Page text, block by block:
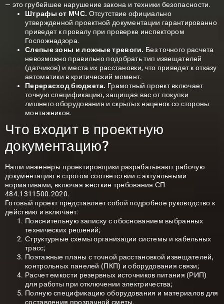
— это грубейшее нарушение закона и техники безопасности.
Штрафы от МЧС. Отсутствие официально
утвержденной проектной документации гарантированно
приведет к провалу при проверке инспектором
Госпожнадзора.
Слепые зоны и ложные тревоги. Без точного расчета
невозможно правильно подобрать тип извещателей
(датчиков) и места их расстановки, что приведет к отказу
автоматики в критический момент.
Перерасход бюджета. Грамотный проект включает
точную спецификацию, защищая вас от покупки
лишнего оборудования и скрытых наценок со стороны
монтажников.
Что входит в проектную
документацию?
Наши инженеры-проектировщики разрабатывают рабочую
документацию в строгом соответствии с актуальными
нормативами, включая жесткие требования СП
484.1311500.2020.
Готовый проект представляет собой подробное руководство к
действию и включает:
Пояснительную записку с обоснованием выбранных
технических решений;
Структурные схемы организации системы и кабельных
трасс;
Поэтажные планы с точной расстановкой извещателей,
контрольных панелей (ПКП) и оборудования связи;
Расчет емкости резервных источников питания (РИП)
для работы при отключении электричества;
Полную спецификацию оборудования и материалов для
составления прозрачной сметы.